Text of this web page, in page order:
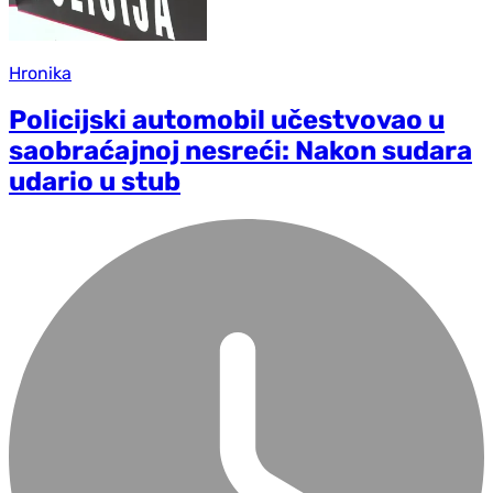
Hronika
Policijski automobil učestvovao u
saobraćajnoj nesreći: Nakon sudara
udario u stub